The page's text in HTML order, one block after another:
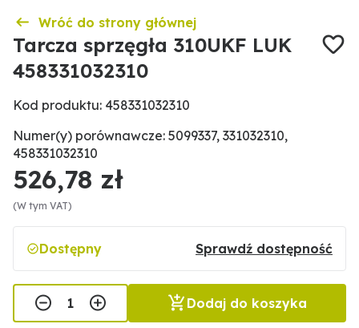
Wróć do strony głównej
Tarcza sprzęgła 310UKF LUK
458331032310
Kod produktu: 458331032310
Numer(y) porównawcze: 5099337, 331032310,
458331032310
526,78 zł
(W tym VAT)
Dostępny Sprawdź dostępność
Dodaj do koszyka